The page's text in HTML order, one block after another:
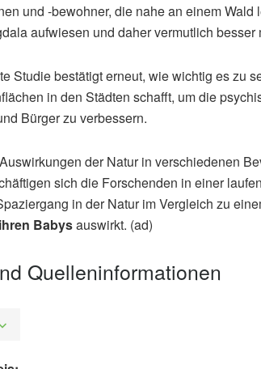
und -bewohner, die nahe an einem
aufwiesen und daher vermutlich
Studie bestätigt erneut, wie wichtig es zu
in den Städten schafft, um die
Bürger zu verbessern.
der Natur in verschiedenen
sich die Forschenden in einer
in der Natur im Vergleich zu
Babysauswirkt. (ad)
Quelleninformationen